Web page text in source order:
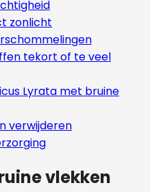
zonlicht
tekort of te veel
Lyrata met bruine
verwijderen
vlekken